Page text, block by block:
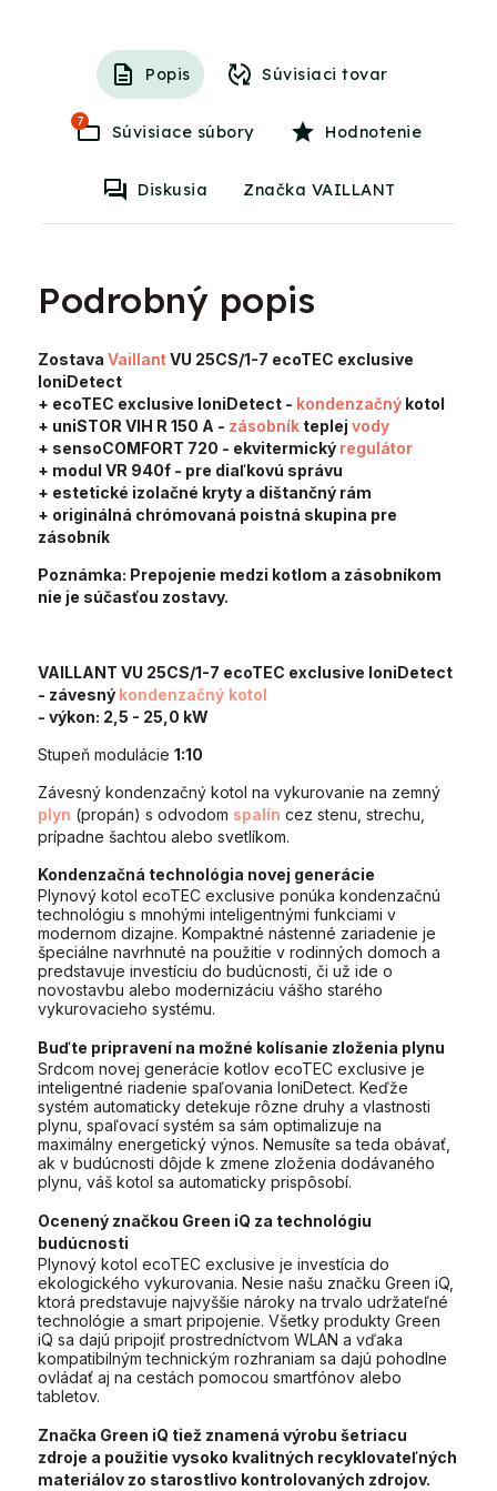
Popis Súvisiaci tovar
7
Súvisiace súbory Hodnotenie
Diskusia Značka VAILLANT
Podrobný popis
Zostava VaillantVU 25CS/1-7 ecoTEC exclusive
IoniDetect
+ ecoTEC exclusive IoniDetect - kondenzačný kotol
+ uniSTOR VIH R 150 A - zásobník teplej vody
+ sensoCOMFORT 720 - ekvitermický regulátor
+ modul VR 940f - pre diaľkovú správu
+ estetické izolačné kryty a dištančný rám
+ originálná chrómovaná poistná skupina pre
zásobník
Poznámka: Prepojenie medzi kotlom a zásobníkom
nie je súčasťou zostavy.
VAILLANT VU 25CS/1-7 ecoTEC exclusive IoniDetect
- závesný kondenzačný kotol
- výkon: 2,5 - 25,0 kW
Stupeň modulácie 1:10
Závesný kondenzačný kotol na vykurovanie na zemný
plyn (propán) s odvodom spalín cez stenu, strechu,
prípadne šachtou alebo svetlíkom.
Kondenzačná technológia novej generácie
Plynový kotol ecoTEC exclusive ponúka kondenzačnú
technológiu s mnohými inteligentnými funkciami v
modernom dizajne. Kompaktné nástenné zariadenie je
špeciálne navrhnuté na použitie v rodinných domoch a
predstavuje investíciu do budúcnosti, či už ide o
novostavbu alebo modernizáciu vášho starého
vykurovacieho systému.
Buďte pripravení na možné kolísanie zloženia plynu
Srdcom novej generácie kotlov ecoTEC exclusive je
inteligentné riadenie spaľovania IoniDetect. Keďže
systém automaticky detekuje rôzne druhy a vlastnosti
plynu, spaľovací systém sa sám optimalizuje na
maximálny energetický výnos. Nemusíte sa teda obávať,
ak v budúcnosti dôjde k zmene zloženia dodávaného
plynu, váš kotol sa automaticky prispôsobí.
Ocenený značkou Green iQ za technológiu
budúcnosti
Plynový kotol ecoTEC exclusive je investícia do
ekologického vykurovania. Nesie našu značku Green iQ,
ktorá predstavuje najvyššie nároky na trvalo udržateľné
technológie a smart pripojenie. Všetky produkty Green
iQ sa dajú pripojiť prostredníctvom WLAN a vďaka
kompatibilným technickým rozhraniam sa dajú pohodlne
ovládať aj na cestách pomocou smartfónov alebo
tabletov.
Značka Green iQ tiež znamená výrobu šetriacu
zdroje a použitie vysoko kvalitných recyklovateľných
materiálov zo starostlivo kontrolovaných zdrojov.